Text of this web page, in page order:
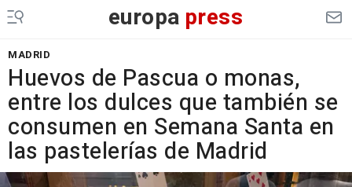
europa press
MADRID
Huevos de Pascua o monas,
entre los dulces que también se
consumen en Semana Santa en
las pastelerías de Madrid